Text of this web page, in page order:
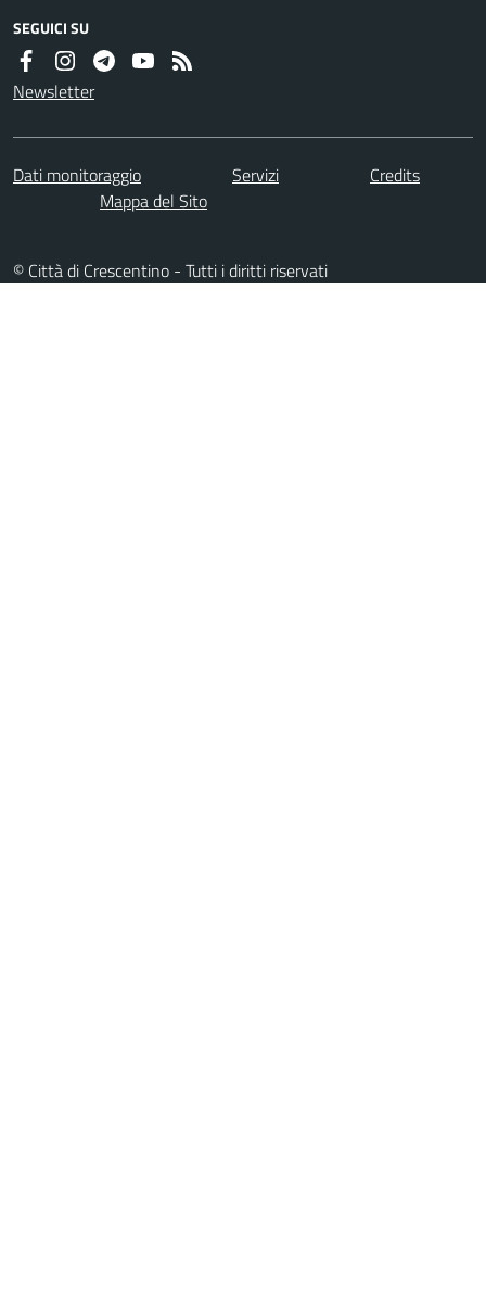
SEGUICI SU
Newsletter
Dati monitoraggio Servizi
Credits
Mappa del Sito
© Città di Crescentino - Tutti i diritti riservati